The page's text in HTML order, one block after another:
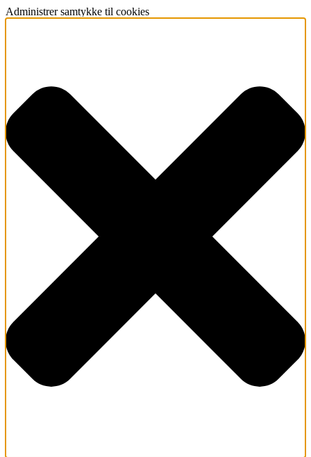
Administrer samtykke til cookies